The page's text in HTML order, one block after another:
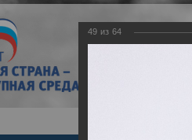
49 из 64